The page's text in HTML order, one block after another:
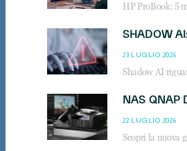
23 LUGLIO 2026
22 LUGLIO 2026